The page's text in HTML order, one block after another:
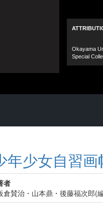
年少女自習画
者
倉賛治・山本鼎・後藤福次郎(